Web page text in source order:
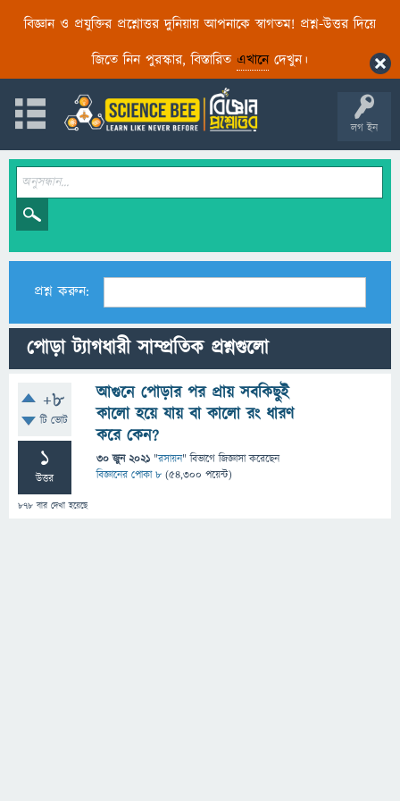
বিজ্ঞান ও প্রযুক্তির প্রশ্নোত্তর দুনিয়ায় আপনাকে স্বাগতম! প্রশ্ন-উত্তর দিয়ে
জিতে নিন পুরস্কার, বিস্তারিত এখানেদেখুন।
লগ ইন
প্রশ্ন করুন:
পোড়া ট্যাগধারী সাম্প্রতিক প্রশ্নগুলো
+8
টি ভোট
1
উত্তর
878 বার দেখা হয়েছে
আগুনে পোড়ার পর প্রায় সবকিছুই
কালো হয়ে যায় বা কালো রং ধারণ
করে কেন?
30 জুন 2021 "রসায়ন" বিভাগে জিজ্ঞাসাকরেছেন
বিজ্ঞানের পোকা ৮ (54,300 পয়েন্ট)